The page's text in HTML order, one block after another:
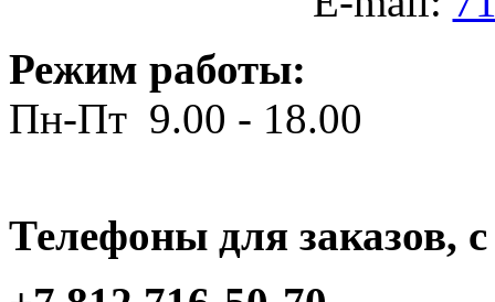
Режим работы:
Пн-Пт 9.00 - 18.00
Телефоны для заказов,